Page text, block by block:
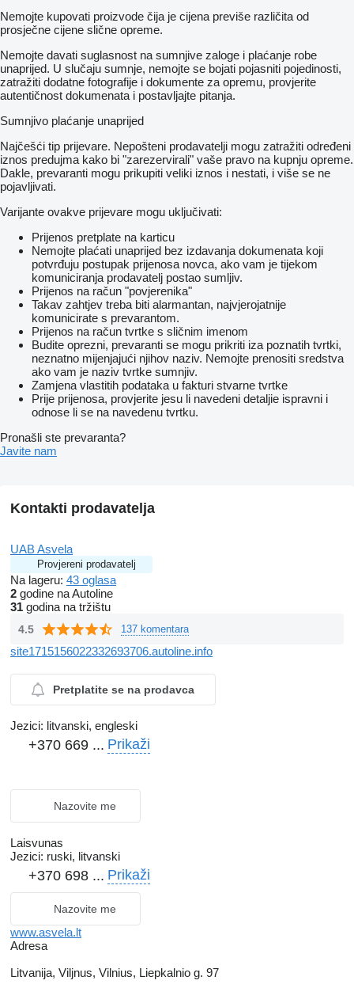
Nemojte kupovati proizvode čija je cijena previše različita od
prosječne cijene slične opreme.
Nemojte davati suglasnost na sumnjive zaloge i plaćanje robe
unaprijed. U slučaju sumnje, nemojte se bojati pojasniti pojedinosti,
zatražiti dodatne fotografije i dokumente za opremu, provjerite
autentičnost dokumenata i postavljajte pitanja.
Sumnjivo plaćanje unaprijed
Najčešći tip prijevare. Nepošteni prodavatelji mogu zatražiti određeni
iznos predujma kako bi "zarezervirali" vaše pravo na kupnju opreme.
Dakle, prevaranti mogu prikupiti veliki iznos i nestati, i više se ne
pojavljivati.
Varijante ovakve prijevare mogu uključivati:
Prijenos pretplate na karticu
Nemojte plaćati unaprijed bez izdavanja dokumenata koji
potvrđuju postupak prijenosa novca, ako vam je tijekom
komuniciranja prodavatelj postao sumljiv.
Prijenos na račun "povjerenika"
Takav zahtjev treba biti alarmantan, najvjerojatnije
komunicirate s prevarantom.
Prijenos na račun tvrtke s sličnim imenom
Budite oprezni, prevaranti se mogu prikriti iza poznatih tvrtki,
neznatno mijenjajući njihov naziv. Nemojte prenositi sredstva
ako vam je naziv tvrtke sumnjiv.
Zamjena vlastitih podataka u fakturi stvarne tvrtke
Prije prijenosa, provjerite jesu li navedeni detaljie ispravni i
odnose li se na navedenu tvrtku.
Pronašli ste prevaranta?
Javite nam
Kontakti prodavatelja
UAB Asvela
Provjereni prodavatelj
Na lageru: 43 oglasa
2 godine na Autoline
31 godina na tržištu
4.5 137 komentara
site1715156022332693706.autoline.info
Pretplatite se na prodavca
Jezici: litvanski, engleski
+370 669 ... Prikaži
Nazovite me
Laisvunas
Jezici: ruski, litvanski
+370 698 ... Prikaži
Nazovite me
www.asvela.lt
Adresa
Litvanija, Viljnus, Vilnius, Liepkalnio g. 97